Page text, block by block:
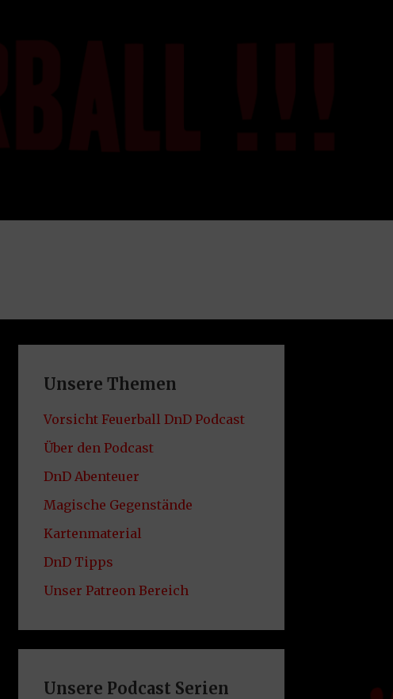
Unsere Themen
Vorsicht Feuerball DnD Podcast
Über den Podcast
DnD Abenteuer
Magische Gegenstände
Kartenmaterial
DnD Tipps
Unser Patreon Bereich
Unsere Podcast Serien